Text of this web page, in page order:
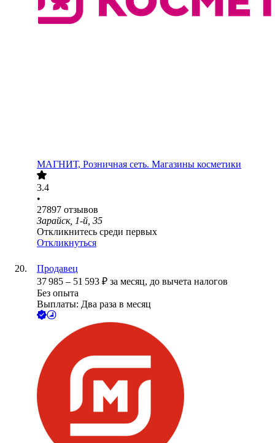
МАГНИТ, Розничная сеть. Магазины косметики
3.4
•
27897 отзывов
Зарайск, 1-й, 35
Откликнитесь среди первых
Откликнуться
Продавец
37 985 – 51 593 ₽ за месяц, до вычета налогов
Без опыта
Выплаты: Два раза в месяц